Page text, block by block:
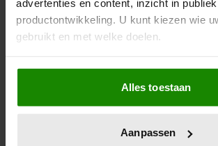
advertenties en content, inzicht in
productontwikkeling. U kunt kiezen wie
gebruikt en met welke doelen.
Als u het toestaat, willen we ook graag:
Informatie verzamelen over uw
locatie, die tot een paar meter
scannen op specifieke
Alles toestaan
Aanpassen